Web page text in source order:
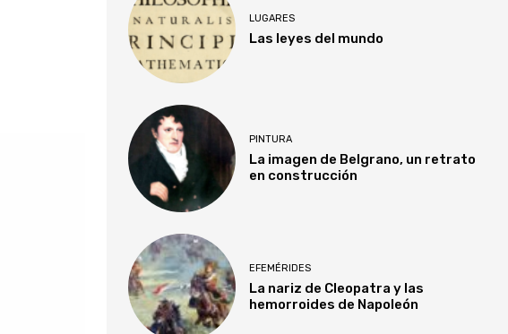
LUGARES
Las leyes del mundo
PINTURA
La imagen de Belgrano, un retrato
en construcción
EFEMÉRIDES
La nariz de Cleopatra y las
hemorroides de Napoleón